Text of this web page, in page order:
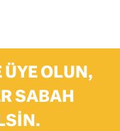
OLUN,
SABAH